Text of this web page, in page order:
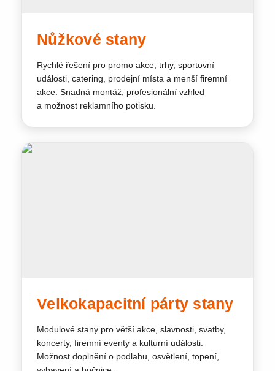
Nůžkové stany
Rychlé řešení pro promo akce, trhy, sportovní
události, catering, prodejní místa a menší firemní
akce. Snadná montáž, profesionální vzhled
a možnost reklamního potisku.
Velkokapacitní párty stany
Modulové stany pro větší akce, slavnosti, svatby,
koncerty, firemní eventy a kulturní události.
Možnost doplnění o podlahu, osvětlení, topení,